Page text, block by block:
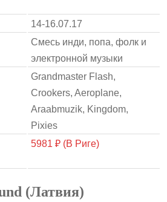
14-16.07.17
Смесь инди, попа, фолк и
электронной музыки
Grandmaster Flash,
Crookers, Aeroplane,
Araabmuzik, Kingdom,
Pixies
5981 ₽ (В Риге)
(Латвия)